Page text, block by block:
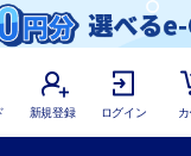
新規登録 ログイン